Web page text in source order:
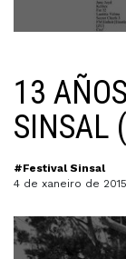
13
SINSAL
#Festival Sinsal
4 de xaneiro de 2015